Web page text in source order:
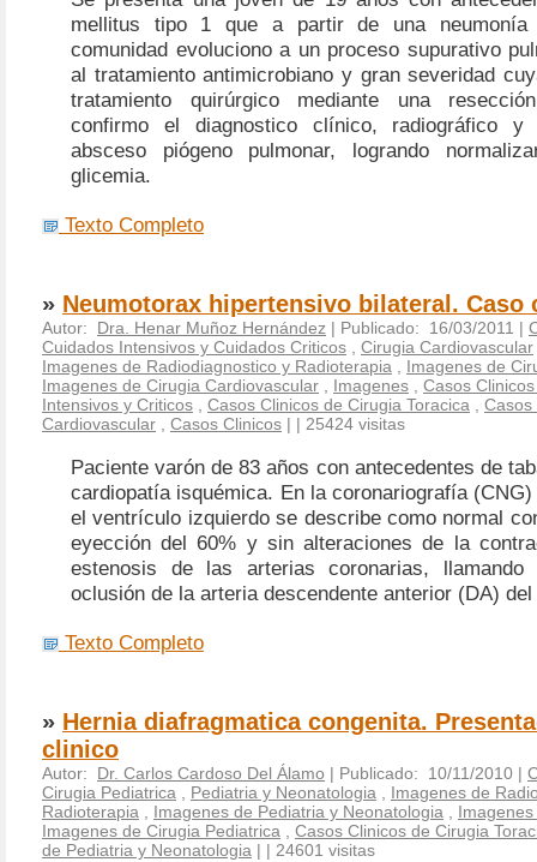
mellitus tipo 1 que a partir de una neumonía
comunidad evoluciono a un proceso supurativo
al tratamiento antimicrobiano y gran severidad
tratamiento quirúrgico mediante una
confirmo el diagnostico clínico, radiográfico y
absceso piógeno pulmonar, logrando
glicemia.
Texto Completo
» Neumotorax hipertensivo bilateral. Caso
Autor: Dra. Henar Muñoz Hernández | Publicado: 16/03/2011 |
Cuidados Intensivos y Cuidados Criticos , Cirugia Cardiovascular
Imagenes de Radiodiagnostico y Radioterapia , Imagenes de
Imagenes de Cirugia Cardiovascular , Imagenes , Casos
Intensivos y Criticos , Casos Clinicos de Cirugia Toracica , Casos
Cardiovascular , Casos Clinicos | | 25424 visitas
Paciente varón de 83 años con antecedentes de
cardiopatía isquémica. En la coronariografía
el ventrículo izquierdo se describe como normal
eyección del 60% y sin alteraciones de la
estenosis de las arterias coronarias, llamando
oclusión de la arteria descendente anterior (DA) del
Texto Completo
» Hernia diafragmatica congenita.
clinico
Autor: Dr. Carlos Cardoso Del Álamo | Publicado: 10/11/2010 |
Cirugia Pediatrica , Pediatria y Neonatologia , Imagenes de
Radioterapia , Imagenes de Pediatria y Neonatologia ,
Imagenes de Cirugia Pediatrica , Casos Clinicos de Cirugia
de Pediatria y Neonatologia | | 24601 visitas